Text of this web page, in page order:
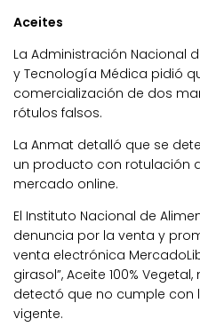
Aceites
La Administración Nacional
y Tecnología Médica pidió
comercialización de dos
rótulos falsos.
La Anmat detalló que se
un producto con rotulación
mercado online.
El Instituto Nacional de
denuncia por la venta y
venta electrónica
girasol”, Aceite 100%
detectó que no cumple con
vigente.